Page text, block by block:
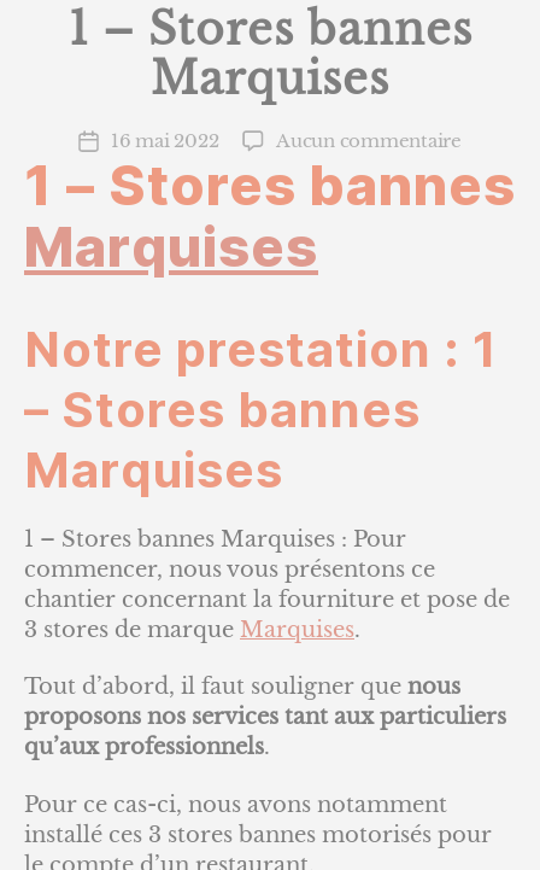
1 – Stores bannes
Marquises
Date
l’article
16 mai 2022 Aucun commentairesur
–
1 – Stores bannes
Marquises
Notre prestation : 1
– Stores bannes
Marquises
1 – Stores bannes Marquises : Pour
commencer, nous vous présentons ce
chantier concernant la fourniture et pose de
3 stores de marque Marquises.
Tout d’abord, il faut souligner que nous
proposons nos services tant aux particuliers
qu’aux professionnels.
Pour ce cas-ci, nous avons notamment
installé ces 3 stores bannes motorisés pour
le compte d’un restaurant.